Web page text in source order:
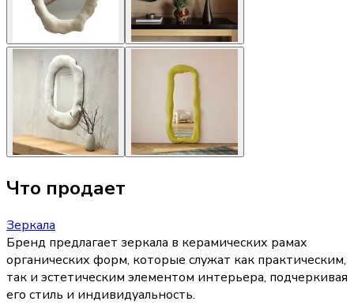
Что продает
Зеркала
Бренд предлагает зеркала в керамических рамах
органических форм, которые служат как практическим,
так и эстетическим элементом интерьера, подчеркивая
его стиль и индивидуальность.